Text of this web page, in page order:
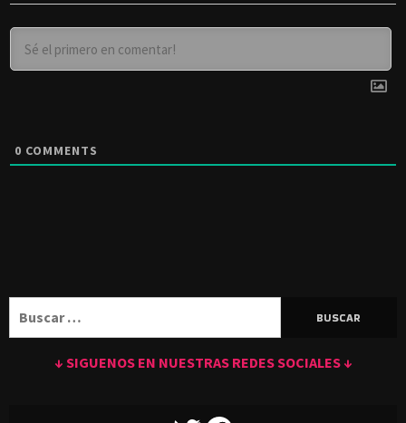
0 COMMENTS
↓ SIGUENOS EN NUESTRAS REDES SOCIALES ↓